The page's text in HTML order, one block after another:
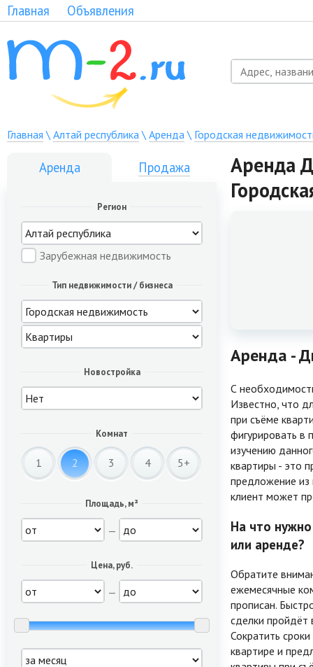
Главная Объявления
Главная \ Алтай республика\ Аренда\ Городская
Аренда Продажа
Регион
Зарубежная недвижимость
Тип недвижимости / бизнеса
Новостройка
Комнат
1 2 3 4 5+
Площадь, м²
—
Цена, руб.
—
Аренда
Аренда -
С
Известно, что
при съёме
фигурировать в
изучению
квартиры - это
предложение
клиент может
На что
или аренде?
Обратите
ежемесячные
прописан.
сделки пройдёт
Сократить
квартире и